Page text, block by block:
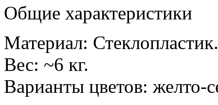
Общие характеристики
Материал: Стеклопластик.
Вес: ~6 кг.
Варианты цветов: желто-